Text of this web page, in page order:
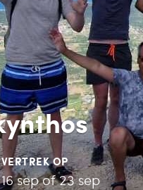
VERTREK OP
16 sep of 23 sep